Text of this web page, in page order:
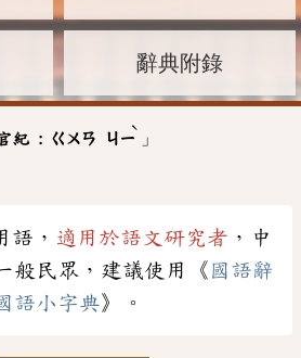
辭典附錄
紀 : ㄍㄨㄢ ㄐㄧ
ˋ
」
語， 適用於語文研究者 ，中
般民眾，建議使用《 國語辭
語小字典》。